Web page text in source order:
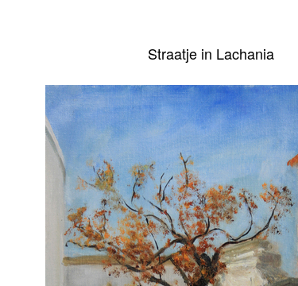
Straatje in Lachania